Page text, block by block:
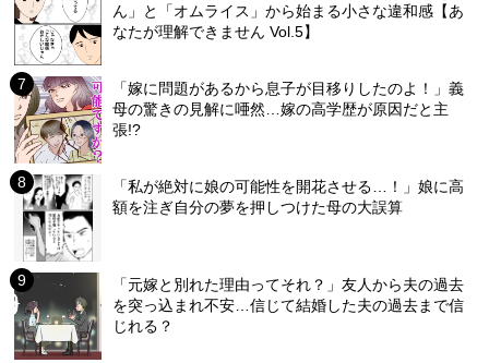
ん」と「オムライス」から始まる小さな違和感【あ
なたが理解できません Vol.5】
「嫁に問題があるから息子が目移りしたのよ！」義
母の驚きの見解に唖然…嫁の高学歴が原因だと主
張!?
「私が絶対に娘の可能性を開花させる…！」娘に高
額を注ぎ自分の夢を押しつけた母の大誤算
「元嫁と別れた理由ってそれ？」友人から夫の過去
を突っ込まれ不安…信じて結婚した夫の過去まで信
じれる？